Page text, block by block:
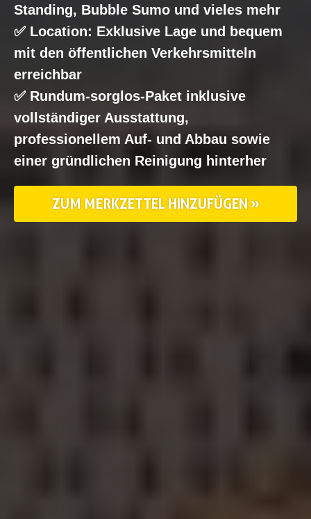
Standing, Bubble Sumo und vieles mehr
✅ Location: Exklusive Lage und bequem
mit den öffentlichen Verkehrsmitteln
erreichbar
✅ Rundum-sorglos-Paket inklusive
vollständiger Ausstattung,
professionellem Auf- und Abbau sowie
einer gründlichen Reinigung hinterher
ZUM MERKZETTEL HINZUFÜGEN »